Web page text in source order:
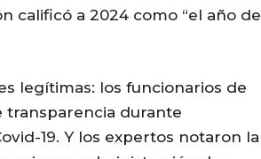
calificó a 2024 como “el año de
legítimas: los funcionarios de
transparencia durante
19. Y los expertos notaron la